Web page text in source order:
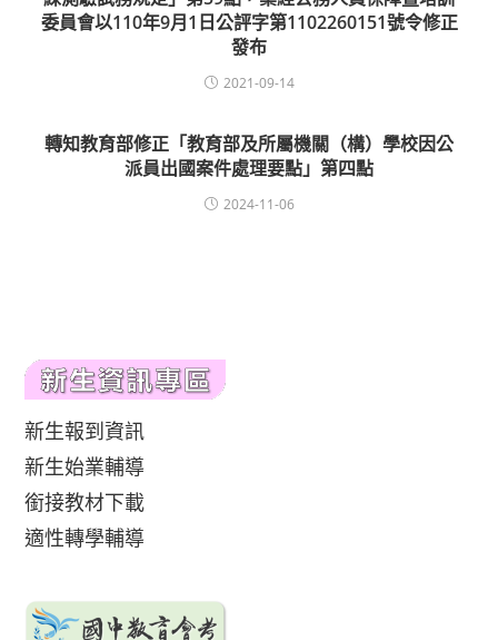
委員會以110年9月1日公評字第1102260151號令修正
發布
2021-09-14
轉知教育部修正「教育部及所屬機關（構）學校因公
派員出國案件處理要點」第四點
2024-11-06
新生報到資訊
新生始業輔導
銜接教材下載
適性轉學輔導